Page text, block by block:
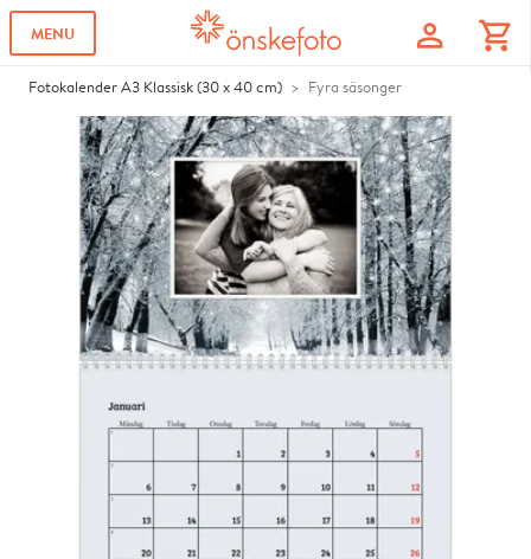
MENU profile shopping_cart
Fotokalender A3 Klassisk (30 x 40 cm) Fyra säsonger